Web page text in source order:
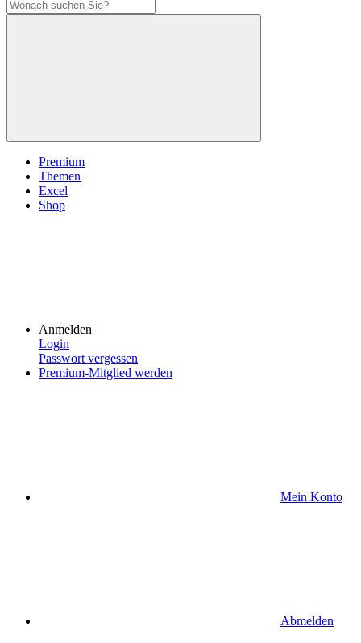
Premium
Themen
Excel
Shop
Anmelden
Login
Passwort vergessen
Premium-Mitglied werden
Mein Konto
Abmelden